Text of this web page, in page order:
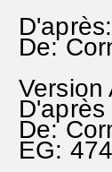
De:
Version
De:
EG: